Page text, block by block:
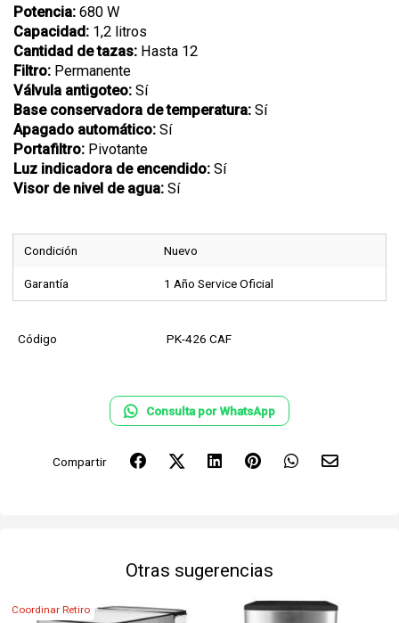
Potencia: 680 W
Capacidad: 1,2 litros
Cantidad de tazas: Hasta 12
Filtro: Permanente
Válvula antigoteo: Sí
Base conservadora de temperatura: Sí
Apagado automático: Sí
Portafiltro: Pivotante
Luz indicadora de encendido: Sí
Visor de nivel de agua: Sí
Condición Nuevo
Garantía 1 Año Service Oficial
Código PK-426 CAF
Consulta por WhatsApp
Compartir
Otras sugerencias
Coordinar Retiro